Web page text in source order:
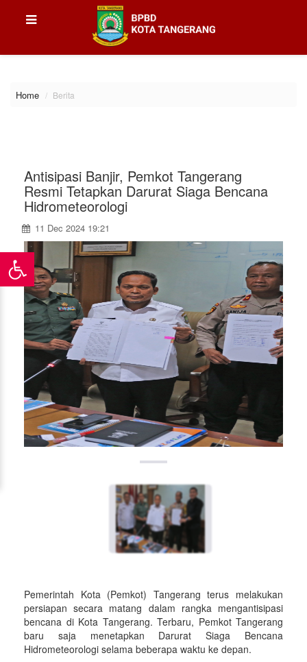
Home Berita
Antisipasi Banjir, Pemkot Tangerang
Resmi Tetapkan Darurat Siaga Bencana
Hidrometeorologi
11 Dec 2024 19:21
Pemerintah Kota (Pemkot) Tangerang terus melakukan
persiapan secara matang dalam rangka mengantisipasi
bencana di Kota Tangerang. Terbaru, Pemkot Tangerang
baru saja menetapkan Darurat Siaga Bencana
Hidrometeorologi selama beberapa waktu ke depan.